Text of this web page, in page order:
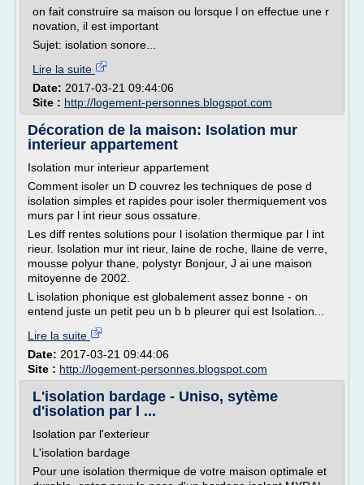
on fait construire sa maison ou lorsque l on effectue une r
novation, il est important
Sujet: isolation sonore...
Lire la suite
Date: 2017-03-21 09:44:06
Site : http://logement-personnes.blogspot.com
Décoration de la maison: Isolation mur
interieur appartement
Isolation mur interieur appartement
Comment isoler un D couvrez les techniques de pose d
isolation simples et rapides pour isoler thermiquement vos
murs par l int rieur sous ossature.
Les diff rentes solutions pour l isolation thermique par l int
rieur. Isolation mur int rieur, laine de roche, llaine de verre,
mousse polyur thane, polystyr Bonjour, J ai une maison
mitoyenne de 2002.
L isolation phonique est globalement assez bonne - on
entend juste un petit peu un b b pleurer qui est Isolation...
Lire la suite
Date: 2017-03-21 09:44:06
Site : http://logement-personnes.blogspot.com
L'isolation bardage - Uniso, sytème
d'isolation par l ...
Isolation par l'exterieur
L'isolation bardage
Pour une isolation thermique de votre maison optimale et